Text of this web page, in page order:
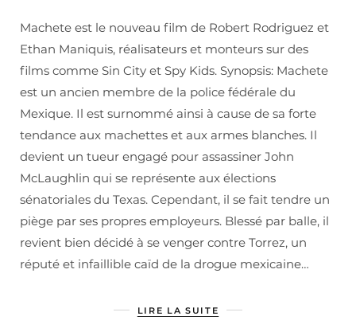
Machete est le nouveau film de Robert Rodriguez et
Ethan Maniquis, réalisateurs et monteurs sur des
films comme Sin City et Spy Kids. Synopsis: Machete
est un ancien membre de la police fédérale du
Mexique. Il est surnommé ainsi à cause de sa forte
tendance aux machettes et aux armes blanches. Il
devient un tueur engagé pour assassiner John
McLaughlin qui se représente aux élections
sénatoriales du Texas. Cependant, il se fait tendre un
piège par ses propres employeurs. Blessé par balle, il
revient bien décidé à se venger contre Torrez, un
réputé et infaillible caïd de la drogue mexicaine…
LIRE LA SUITE